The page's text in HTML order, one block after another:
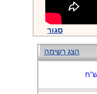
סגור
הצג רשימה